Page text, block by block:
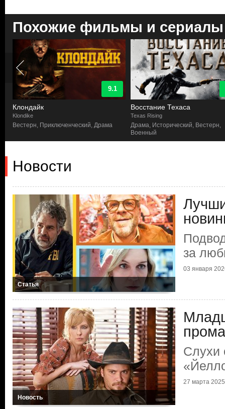
Похожие фильмы и сериалы
9.1
Клондайк
Klondike
Вестерн, Приключенческий, Драма
Восстание Техаса
Texas Rising
Драма, Исторический, Вестерн,
Военный
Новости
Статья
за
03 января
Новость
Слухи
27 марта 2025